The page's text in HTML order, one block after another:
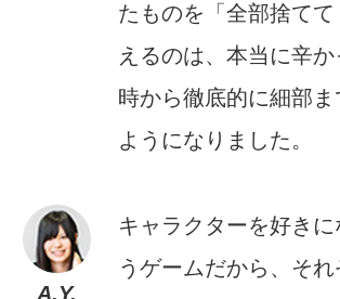
たものを「全部捨て
えるのは、本当に辛
時から徹底的に細部ま
ようになりました。
A.Y.
キャラクターを好きに
うゲームだから、そ